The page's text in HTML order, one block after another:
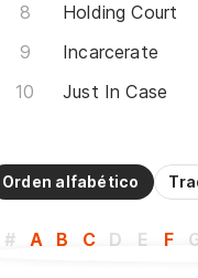
Holding Court
Incarcerate
Just In Case
Orden alfabético
# A B C D E F